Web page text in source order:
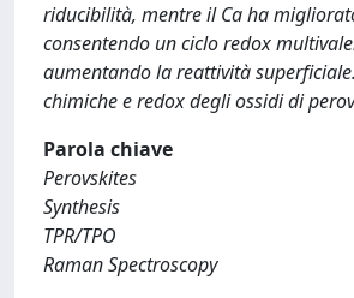
riducibilità, mentre il Ca ha
consentendo un ciclo redox
aumentando la reattività
chimiche e redox degli ossidi di
Parola chiave
Perovskites
Synthesis
TPR/TPO
Raman Spectroscopy